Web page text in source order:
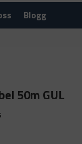
Blogg
50m GUL